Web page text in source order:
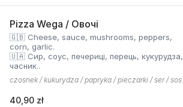
Pizza Wega / Овочі
🇬🇧 Cheese, sauce, mushrooms, peppers,
corn, garlic.
🇺🇦 Сир, соус, печериці, перець, кукурудза,
часник..
czosnek / kukurydza / papryka / pieczarki / ser / sos
40,90 zł